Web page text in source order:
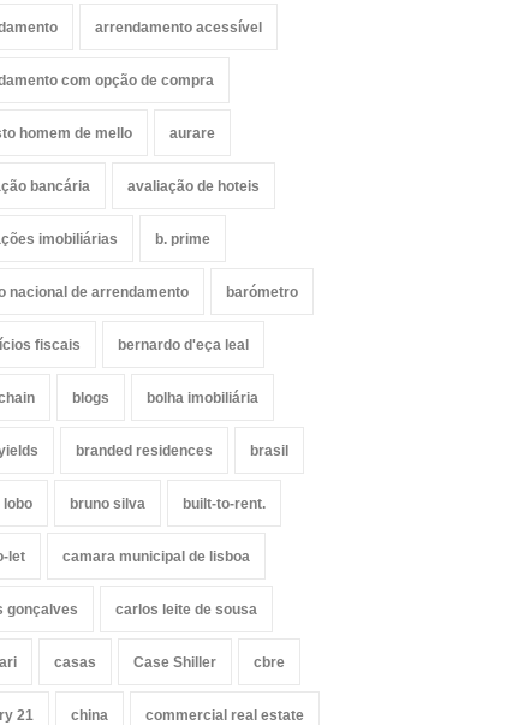
arrendamento acessível
com opção de compra
homem de mello aurare
bancária avaliação de hoteis
imobiliárias b. prime
nacional de arrendamento barómetro
fiscais bernardo d'eça leal
blogs bolha imobiliária
branded residences brasil
lobo bruno silva built-to-rent.
let camara municipal de lisboa
gonçalves carlos leite de sousa
casas Case Shiller cbre
21 china commercial real estate